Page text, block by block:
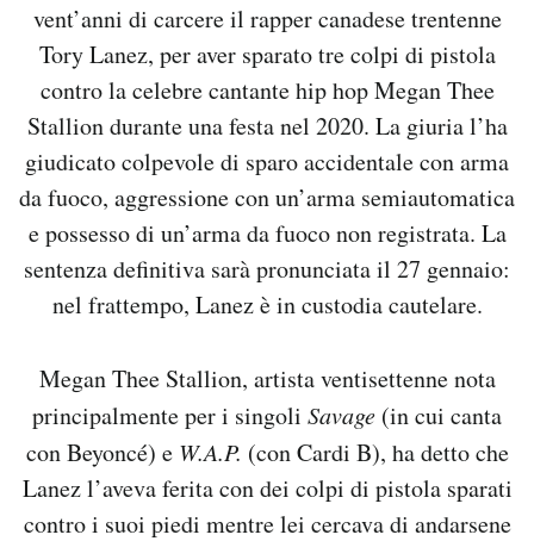
CALENDARIO
AREA PERSONALE
Area Personale
Newsletter
Notifiche mobile
Regala il Post
Hai bisogno di aiuto?
vent’anni di carcere il rapper canadese trentenne
Tory Lanez, per aver sparato tre colpi di pistola
contro la celebre cantante hip hop Megan Thee
Stallion durante una festa nel 2020. La giuria l’ha
giudicato colpevole di sparo accidentale con arma
da fuoco, aggressione con un’arma semiautomatica
e possesso di un’arma da fuoco non registrata. La
sentenza definitiva sarà pronunciata il 27 gennaio:
nel frattempo, Lanez è in custodia cautelare.
Megan Thee Stallion, artista ventisettenne nota
principalmente per i singoli Savage (in cui canta
con Beyoncé) e W.A.P. (con Cardi B), ha detto che
Lanez l’aveva ferita con dei colpi di pistola sparati
contro i suoi piedi mentre lei cercava di andarsene